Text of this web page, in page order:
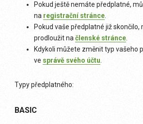
Pokud ještě nemáte předplatné,
na registrační stránce
Pokud vaše předplatné již skončilo,
prodloužit na členské stránce
Kdykoli můžete změnit typ vašeho
ve správě svého účtu
Typy předplatného:
BASIC